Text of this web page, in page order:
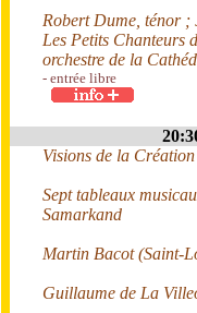
Robert Dume, ténor
Les Petits Chanteurs
orchestre de la
- entrée libre
Visions de la
Sept tableaux
Samarkand
Martin Bacot (Saint-
Guillaume de La